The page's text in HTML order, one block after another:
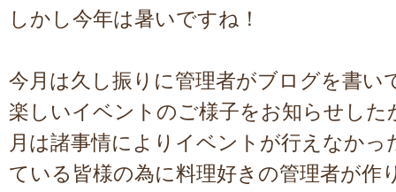
しかし今年は暑いですね！
今月は久し振りに管理者がブログを書い
楽しいイベントのご様子をお知らせした
月は諸事情によりイベントが行えなかっ
ている皆様の為に料理好きの管理者が作